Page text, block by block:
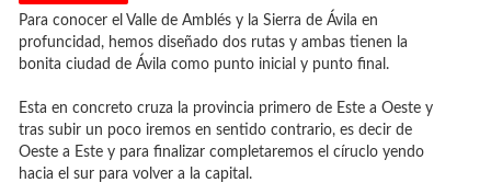
Para conocer el Valle de Amblés y la Sierra de Ávila en
profuncidad, hemos diseñado dos rutas y ambas tienen la
bonita ciudad de Ávila como punto inicial y punto final.
Esta en concreto cruza la provincia primero de Este a Oeste y
tras subir un poco iremos en sentido contrario, es decir de
Oeste a Este y para finalizar completaremos el círuclo yendo
hacia el sur para volver a la capital.